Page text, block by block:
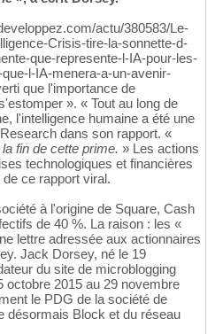
actu/380583/Le-
Crisis-tire-la-sonnette-d-
que-represente-l-IA-pour-les-
l-IA-menera-a-un-avenir-
que l'importance de
». « Tout au long de
l'intelligence humaine a été une
dans son rapport. «
fin de cette prime. » Les actions
technologiques et financières
ce rapport viral.
à l'origine de Square, Cash
de 40 %. La raison : les «
lettre adressée aux actionnaires
Jack Dorsey, né le 19
du site de microblogging
octobre 2015 au 29 novembre
le PDG de la société de
désormais Block et du réseau